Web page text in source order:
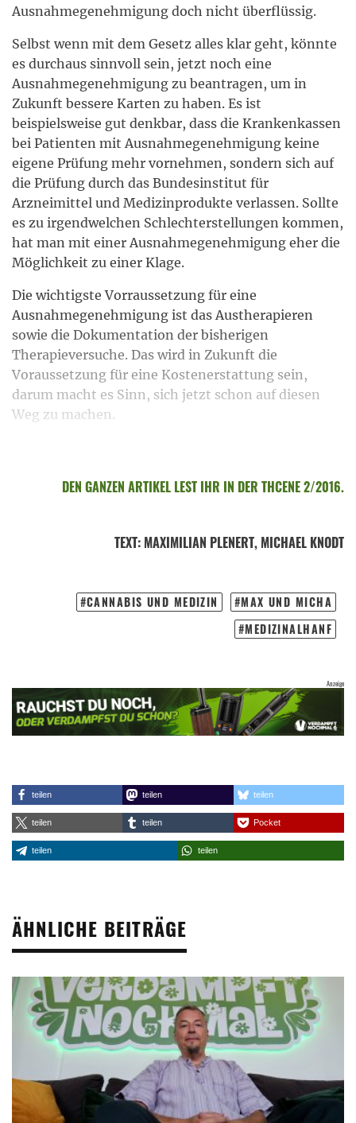
Ausnahmegenehmigung doch nicht überflüssig.
Selbst wenn mit dem Gesetz alles klar geht, könnte
es durchaus sinnvoll sein, jetzt noch eine
Ausnahmegenehmigung zu beantragen, um in
Zukunft bessere Karten zu haben. Es ist
beispielsweise gut denkbar, dass die Krankenkassen
bei Patienten mit Ausnahmegenehmigung keine
eigene Prüfung mehr vornehmen, sondern sich auf
die Prüfung durch das Bundesinstitut für
Arzneimittel und Medizinprodukte verlassen. Sollte
es zu irgendwelchen Schlechterstellungen kommen,
hat man mit einer Ausnahmegenehmigung eher die
Möglichkeit zu einer Klage.
Die wichtigste Vorraussetzung für eine
Ausnahmegenehmigung ist das Austherapieren
sowie die Dokumentation der bisherigen
Therapieversuche. Das wird in Zukunft die
Voraussetzung für eine Kostenerstattung sein,
darum macht es Sinn, sich jetzt schon auf diesen
Weg zu machen.
DEN GANZEN ARTIKEL LEST IHR IN DER THCENE 2/2016.
TEXT: MAXIMILIAN PLENERT, MICHAEL KNODT
CANNABIS UND MEDIZIN
MAX UND MICHA
MEDIZINALHANF
teilen teilen teilen
teilen teilen Pocket
teilen teilen
ÄHNLICHE BEITRÄGE